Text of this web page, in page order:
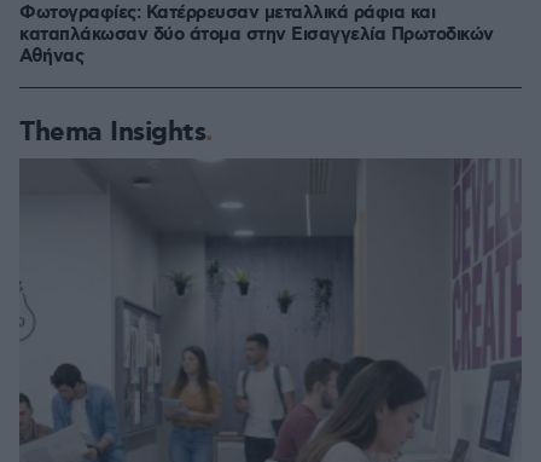
Φωτογραφίες: Κατέρρευσαν μεταλλικά ράφια και
καταπλάκωσαν δύο άτομα στην Εισαγγελία Πρωτοδικών
Αθήνας
Thema Insights